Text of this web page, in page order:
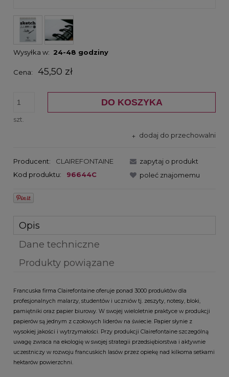
Wysyłka w: 24-48 godziny
Cena: 45,50 zł
szt.
DO KOSZYKA
dodaj do przechowalni
Producent:
CLAIREFONTAINE
Kod produktu:
96644C
zapytaj o produkt
poleć znajomemu
Opis
Dane techniczne
Produkty powiązane
Francuska firma Clairefontaine oferuje ponad 3000 produktów dla
profesjonalnych malarzy, studentów i uczniów tj. zeszyty, notesy, bloki,
pamiętniki oraz papier biurowy. W swojej wieloletnie praktyce w produkcji
papierów są jednym z czołowych liderów na świecie. Papier słynie z
wysokiej jakości i wytrzymałości. Przy produkcji Clairefontaine szczególną
uwagę zwraca na ekologię w swojej strategii przedsiębiorstwa i aktywnie
uczestniczy w rozwoju francuskich lasów przez opiekę nad kilkoma setkami
hektarów powierzchni.